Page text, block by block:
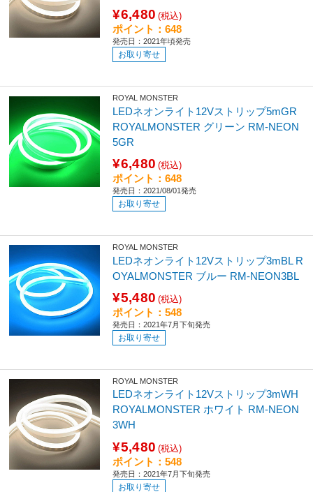
¥6,480 (税込)
ポイント：648
発売日：2021年頃発売
お取り寄せ
ROYAL MONSTER
LEDネオンライト12Vストリップ5mGR
ROYALMONSTER グリーン RM-NEON
5GR
¥6,480 (税込)
ポイント：648
発売日：2021/08/01発売
お取り寄せ
ROYAL MONSTER
LEDネオンライト12Vストリップ3mBL R
OYALMONSTER ブルー RM-NEON3BL
¥5,480 (税込)
ポイント：548
発売日：2021年7月下旬発売
お取り寄せ
ROYAL MONSTER
LEDネオンライト12Vストリップ3mWH
ROYALMONSTER ホワイト RM-NEON
3WH
¥5,480 (税込)
ポイント：548
発売日：2021年7月下旬発売
お取り寄せ